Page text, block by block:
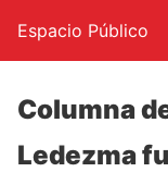
Espacio Público
Columna
Ledezma